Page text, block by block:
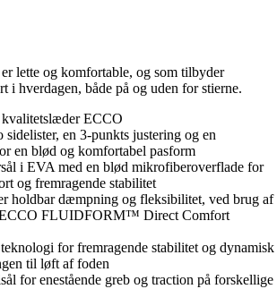
lette og komfortable, og som tilbyder
i hverdagen, både på og uden for stierne.
ECCO
sidelister, en 3-punkts justering og en
en blød og komfortabel pasform
i EVA med en blød mikrofiberoverflade for
og fremragende stabilitet
holdbar dæmpning og fleksibilitet, ved brug af
FLUIDFORM™ Direct Comfort
for fremragende stabilitet og dynamisk
til løft af foden
for enestående greb og traction på forskellige